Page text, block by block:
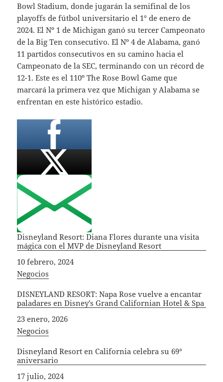
Bowl Stadium, donde jugarán la semifinal de los
playoffs de fútbol universitario el 1° de enero de
2024. El Nº 1 de Michigan ganó su tercer Campeonato
de la Big Ten consecutivo. El Nº 4 de Alabama, ganó
11 partidos consecutivos en su camino hacia el
Campeonato de la SEC, terminando con un récord de
12-1. Este es el 110º The Rose Bowl Game que
marcará la primera vez que Michigan y Alabama se
enfrentan en este histórico estadio.
Disneyland Resort: Diana Flores durante una visita
mágica con el MVP de Disneyland Resort
Fecha
10 febrero, 2024
In relation to
Negocios
DISNEYLAND RESORT: Napa Rose vuelve a encantar
paladares en Disney’s Grand Californian Hotel & Spa
Fecha
23 enero, 2026
In relation to
Negocios
Disneyland Resort en California celebra su 69°
aniversario
Fecha
17 julio, 2024